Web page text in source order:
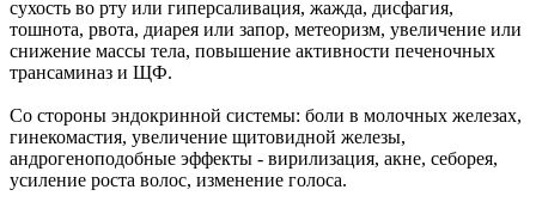
сухость во рту или гиперсаливация, жажда, дисфагия,
тошнота, рвота, диарея или запор, метеоризм, увеличение или
снижение массы тела, повышение активности печеночных
трансаминаз и ЩФ.
Со стороны эндокринной системы: боли в молочных железах,
гинекомастия, увеличение щитовидной железы,
андрогеноподобные эффекты - вирилизация, акне, себорея,
усиление роста волос, изменение голоса.